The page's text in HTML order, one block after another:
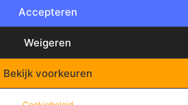
Accepteren
Weigeren
Bekijk voorkeuren